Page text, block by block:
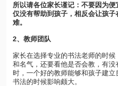
所以请各位家长谨记：不要因为
仅没有帮助到孩子，相反会让孩
难。
2、教师团队
家长在选择专业的书法老师的时
和名气，还要看他是否会教，有
时，一个好的教师能够和孩子建
书法的时候影响颇大。